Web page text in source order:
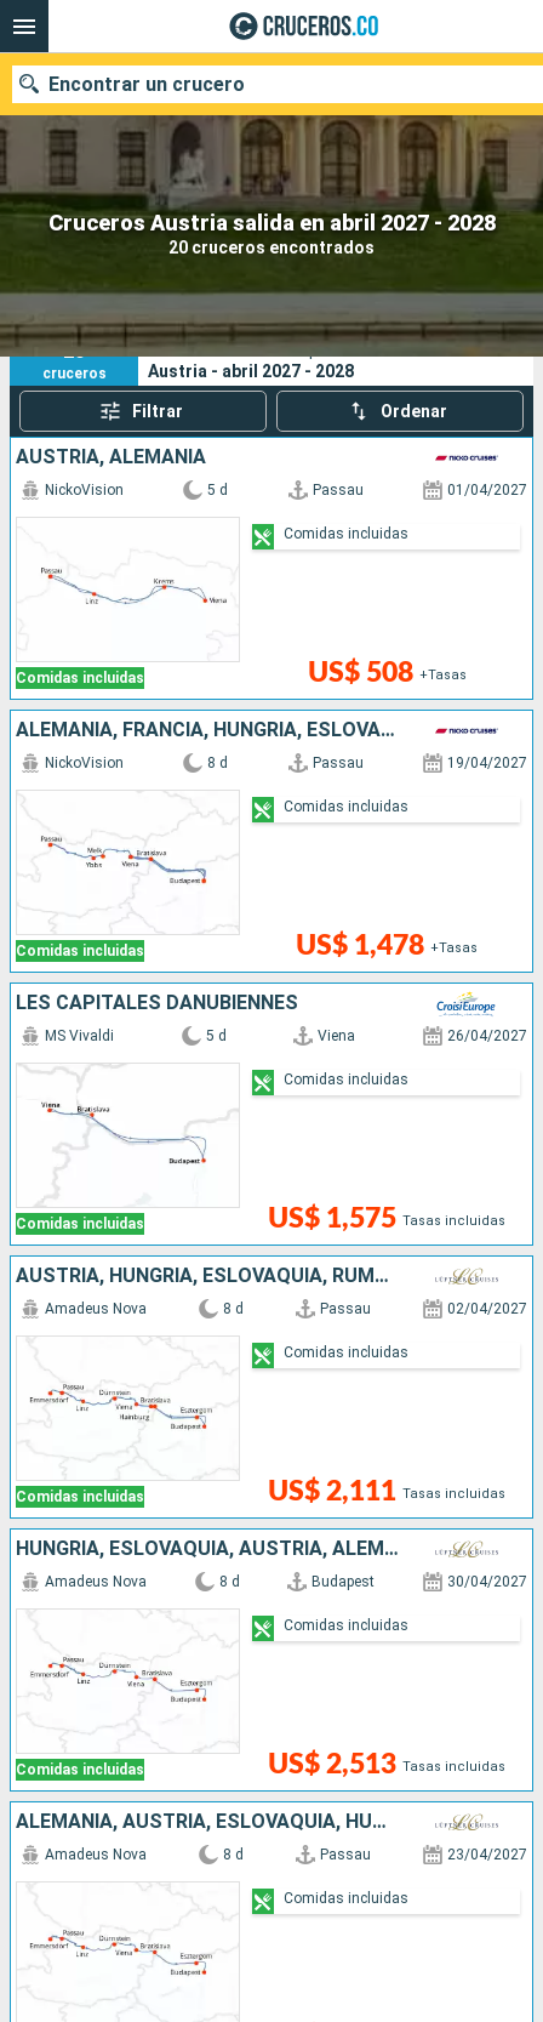
Cruceros Austria salida en abril 2027 - 2028
20 cruceros encontrados
Encontrar un crucero
Fecha de salida
Buscar
20
cruceros
Sus criterios de búsqueda:
Austria - abril 2027 - 2028
Filtrar Ordenar
AUSTRIA, ALEMANIA
Comidas incluidas
NickoVision 5 d Passau 01/04/2027
US$ 508 +Tasas
Comidas incluidas
ALEMANIA, FRANCIA, HUNGRÍA, ESLOVAQUIA, AUSTRIA
Comidas incluidas
NickoVision 8 d Passau 19/04/2027
US$ 1,478 +Tasas
Comidas incluidas
LES CAPITALES DANUBIENNES
Comidas incluidas
MS Vivaldi 5 d Viena 26/04/2027
US$ 1,575 Tasas incluidas
Comidas incluidas
AUSTRIA, HUNGRÍA, ESLOVAQUIA, RUMANIA, ALEMANIA
Comidas incluidas
Amadeus Nova 8 d Passau 02/04/2027
US$ 2,111 Tasas incluidas
Comidas incluidas
HUNGRÍA, ESLOVAQUIA, AUSTRIA, ALEMANIA
Comidas incluidas
Amadeus Nova 8 d Budapest 30/04/2027
US$ 2,513 Tasas incluidas
Comidas incluidas
ALEMANIA, AUSTRIA, ESLOVAQUIA, HUNGRÍA
Amadeus Nova 8 d Passau 23/04/2027
Comidas incluidas